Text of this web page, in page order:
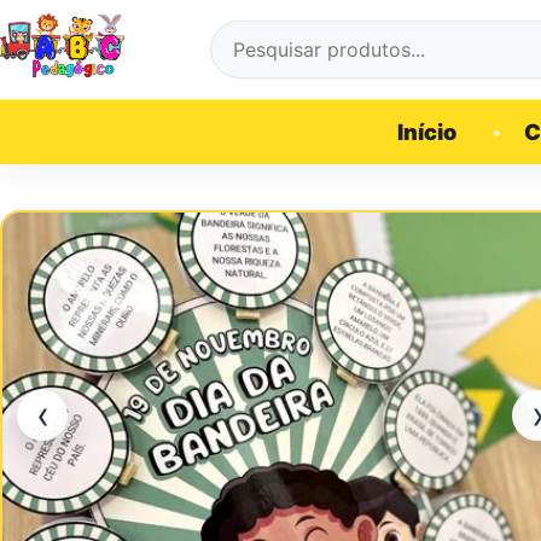
Pular para o conteúdo
Pesquisar por:
Início
‹